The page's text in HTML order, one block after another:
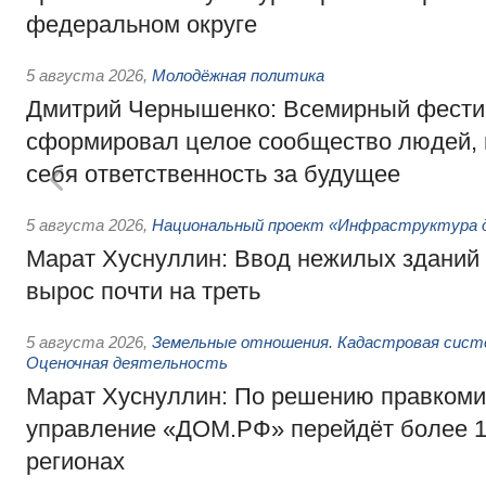
федеральном округе
5 августа 2026, Молодёжная политика
Дмитрий Чернышенко: Всемирный
сформировал целое сообщество людей,
себя ответственность за будущее
5 августа 2026, Национальный проект «Инфраструктура
Марат Хуснуллин: Ввод нежилых зданий
вырос почти на треть
5 августа 2026, Земельные отношения. Кадастровая
Оценочная деятельность
Марат Хуснуллин: По решению
управление «ДОМ.РФ» перейдёт более
регионах